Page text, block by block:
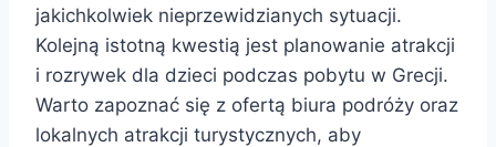
jakichkolwiek nieprzewidzianych sytuacji.
Kolejną istotną kwestią jest planowanie atrakcji
i rozrywek dla dzieci podczas pobytu w Grecji.
Warto zapoznać się z ofertą biura podróży oraz
lokalnych atrakcji turystycznych, aby